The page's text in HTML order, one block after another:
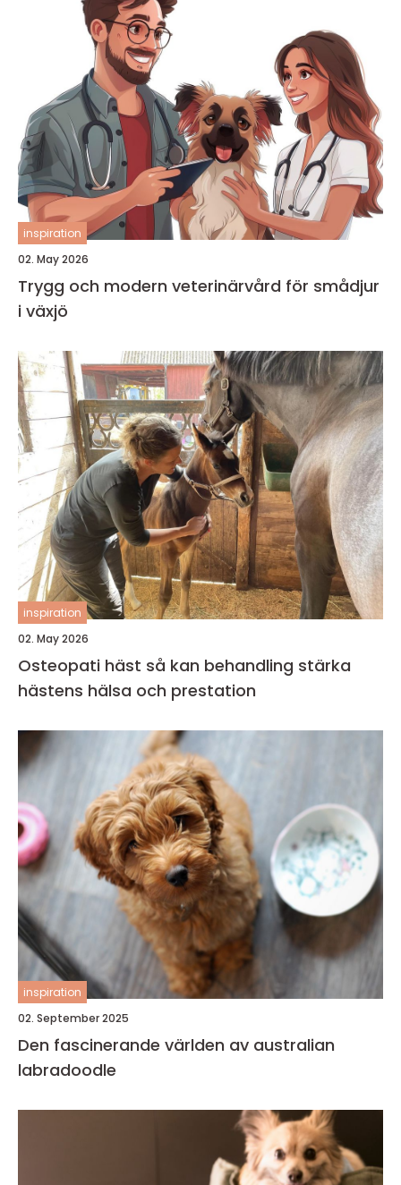
inspiration
02. May 2026
Trygg och modern veterinärvård för smådjur
i växjö
inspiration
02. May 2026
Osteopati häst så kan behandling stärka
hästens hälsa och prestation
inspiration
02. September 2025
Den fascinerande världen av australian
labradoodle